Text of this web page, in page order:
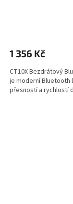
1 356 Kč
CT10X Bezdrátový
je moderní Bluetooth
přesností a rychlostí